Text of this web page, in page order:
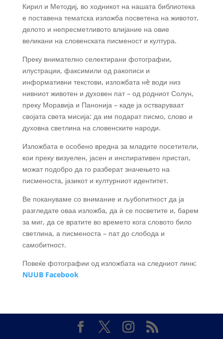
Кирил и Методиј, во ходникот на нашата библиотека
е поставена тематска изложба посветена на животот,
делото и непресметливото влијание на овие
великани на словенската писменост и култура.
Преку внимателно селектирани фотографии,
илустрации, факсимили од ракописи и
информативни текстови, изложбата нè води низ
нивниот животен и духовен пат – од родниот Солун,
преку Моравија и Панонија – каде ја остваруваат
својата света мисија: да им подарат писмо, слово и
духовна светлина на словенските народи.
Изложбата е особено вредна за младите посетители,
кои преку визуелен, јасен и инспиративен пристап,
можат подобро да го разберат значењето на
писменоста, јазикот и културниот идентитет.
Ве покануваме со внимание и љубопитност да ја
разгледате оваа изложба, да ѝ се посветите и, барем
за миг, да се вратите во времето кога словото било
светлина, а писменоста – пат до слобода и
самобитност.
Повеќе фотографии од изложбата на следниот линк:
NUUB Facebook